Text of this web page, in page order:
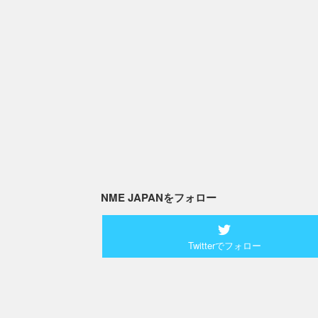
NME JAPANをフォロー
Twitterでフォロー